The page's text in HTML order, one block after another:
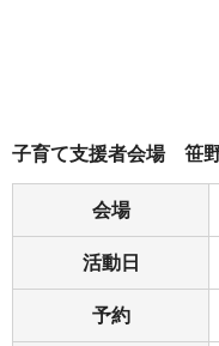
子育て支援者会場 笹野
会場
活動日
予約